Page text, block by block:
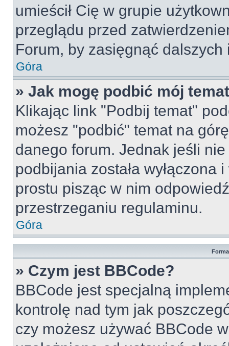
umieścił Cię w grupie
przeglądu przed
Forum, by zasięgnąć dalszych
Góra
» Jak mogę podbić mój
Klikając link "Podbij temat"
możesz "podbić" temat na
danego forum. Jednak jeśli
podbijania została
prostu pisząc w nim
przestrzeganiu regulaminu.
Góra
» Czym jest BBCode?
BBCode jest specjalną
kontrolę nad tym jak
czy możesz używać BBCode